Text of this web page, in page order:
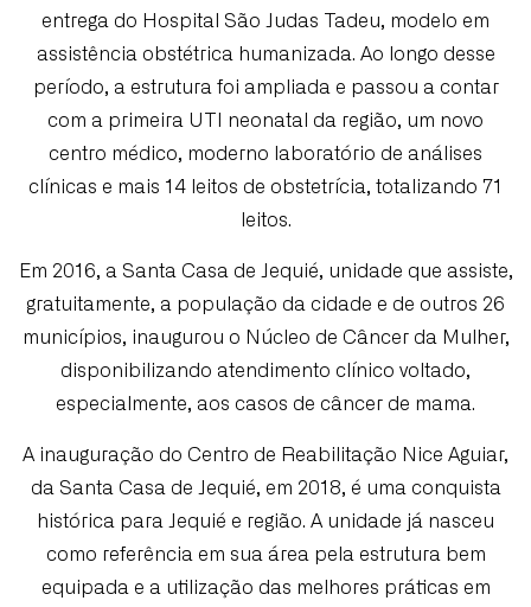
entrega do Hospital São Judas Tadeu, modelo em
assistência obstétrica humanizada. Ao longo desse
período, a estrutura foi ampliada e passou a contar
com a primeira UTI neonatal da região, um novo
centro médico, moderno laboratório de análises
clínicas e mais 14 leitos de obstetrícia, totalizando 71
leitos.
Em 2016, a Santa Casa de Jequié, unidade que assiste,
gratuitamente, a população da cidade e de outros 26
municípios, inaugurou o Núcleo de Câncer da Mulher,
disponibilizando atendimento clínico voltado,
especialmente, aos casos de câncer de mama.
A inauguração do Centro de Reabilitação Nice Aguiar,
da Santa Casa de Jequié, em 2018, é uma conquista
histórica para Jequié e região. A unidade já nasceu
como referência em sua área pela estrutura bem
equipada e a utilização das melhores práticas em